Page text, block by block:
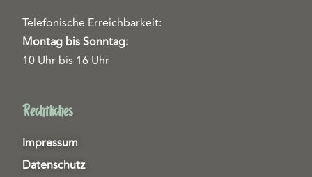
Telefonische Erreichbarkeit:
Montag bis Sonntag:
10 Uhr bis 16 Uhr
Rechtliches
Impressum
Datenschutz